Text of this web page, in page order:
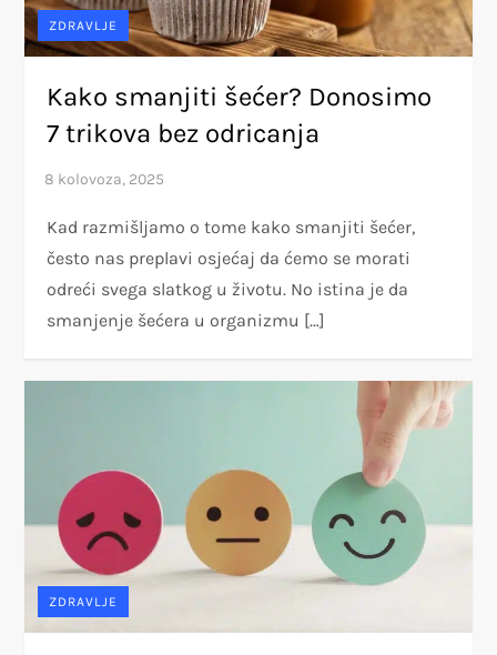
ZDRAVLJE
Kako smanjiti šećer? Donosimo
7 trikova bez odricanja
Kad razmišljamo o tome kako smanjiti šećer,
često nas preplavi osjećaj da ćemo se morati
odreći svega slatkog u životu. No istina je da
smanjenje šećera u organizmu […]
ZDRAVLJE